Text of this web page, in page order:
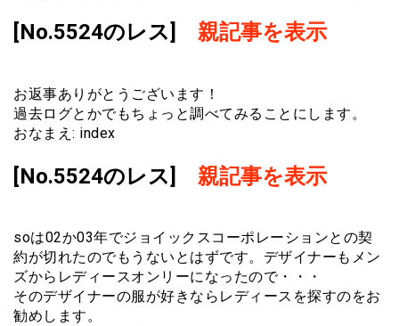
[No.5524のレス] 親記事を表示
お返事ありがとうございます！
過去ログとかでもちょっと調べてみることにします。
おなまえ: index
[No.5524のレス] 親記事を表示
soは02か03年でジョイックスコーポレーションとの契
約が切れたのでもうないとはずです。デザイナーもメン
ズからレディースオンリーになったので・・・
そのデザイナーの服が好きならレディースを探すのをお
勧めします。